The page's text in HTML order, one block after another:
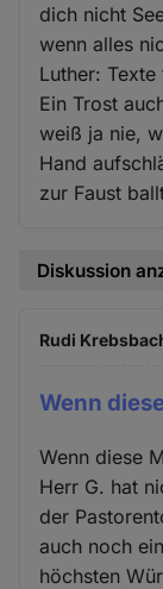
dich nicht
wenn alles
Luther: Texte
Ein Trost
weiß ja nie,
Hand
zur Faust
Diskussion
Rudi
Wenn
Wenn diese
Herr G. hat
der
auch noch
höchsten